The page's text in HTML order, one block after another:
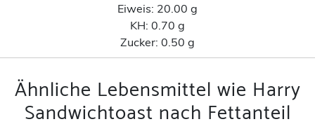
Eiweis: 20.00 g
KH: 0.70 g
Zucker: 0.50 g
Ähnliche Lebensmittel wie Harry
Sandwichtoast nach Fettanteil